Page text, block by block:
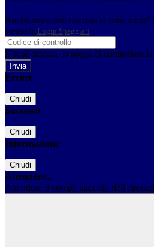
Non hai una e-mail associata al nome
tramite la Login Spaggiari
E-mail inviata, si prega di controllare
Errore
Chiudi
Successo
Chiudi
Informazione
Chiudi
Attendere...
Attendere il completamento